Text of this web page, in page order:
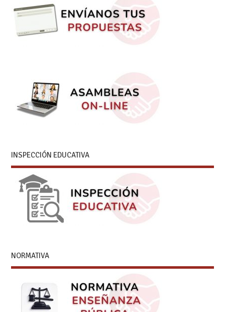
INSPECCIÓN EDUCATIVA
NORMATIVA